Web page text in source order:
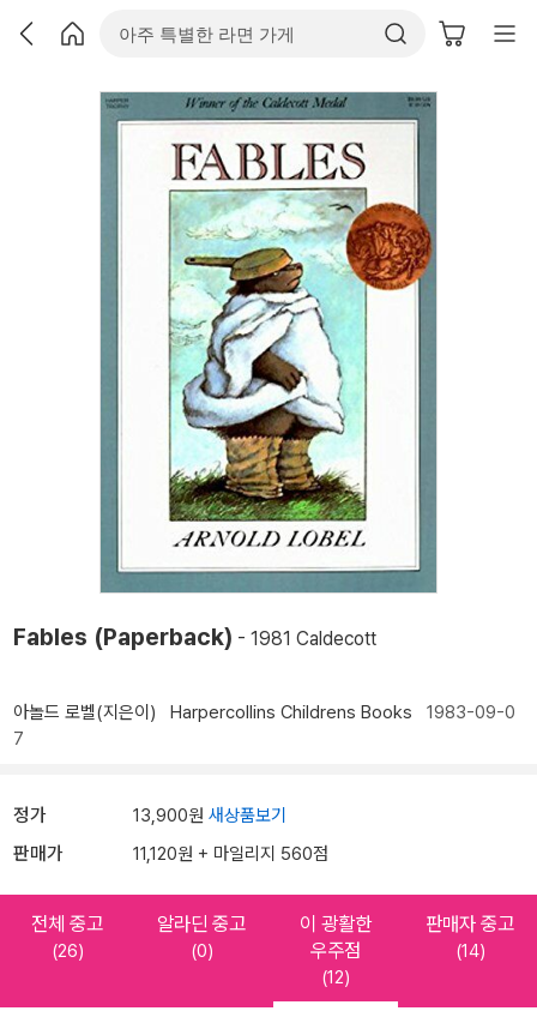
Fables (Paperback) - 1981 Caldecott
아놀드 로벨(지은이) Harpercollins Childrens Books 1983-09-0
7
정가 13,900원 새상품보기
판매가 11,120원 + 마일리지 560점
전체 중고
(26)
알라딘 중고
(0)
이 광활한
우주점
(12)
판매자 중고
(14)